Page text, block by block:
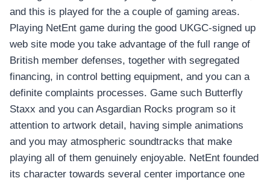
and this is played for the a couple of gaming areas.
Playing NetEnt game during the good UKGC-signed up
web site mode you take advantage of the full range of
British member defenses, together with segregated
financing, in control betting equipment, and you can a
definite complaints processes. Game such Butterfly
Staxx and you can Asgardian Rocks program so it
attention to artwork detail, having simple animations
and you may atmospheric soundtracks that make
playing all of them genuinely enjoyable. NetEnt founded
its character towards several center importance one